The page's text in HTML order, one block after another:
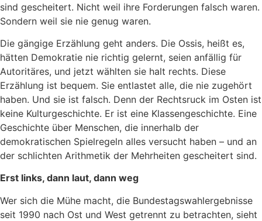
sind gescheitert. Nicht weil ihre Forderungen falsch waren.
Sondern weil sie nie genug waren.
Die gängige Erzählung geht anders. Die Ossis, heißt es,
hätten Demokratie nie richtig gelernt, seien anfällig für
Autoritäres, und jetzt wählten sie halt rechts. Diese
Erzählung ist bequem. Sie entlastet alle, die nie zugehört
haben. Und sie ist falsch. Denn der Rechtsruck im Osten ist
keine Kulturgeschichte. Er ist eine Klassengeschichte. Eine
Geschichte über Menschen, die innerhalb der
demokratischen Spielregeln alles versucht haben – und an
der schlichten Arithmetik der Mehrheiten gescheitert sind.
Erst links, dann laut, dann weg
Wer sich die Mühe macht, die Bundestagswahlergebnisse
seit 1990 nach Ost und West getrennt zu betrachten, sieht